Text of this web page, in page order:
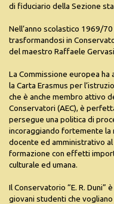
di fiduciario della Sezione
Nell’anno scolastico 1969/
trasformandosi in
del maestro Raffaele
La Commissione europea ha
la Carta Erasmus per
che è anche membro attivo
Conservatori (AEC), è
persegue una politica di
incoraggiando fortemente
docente ed amministrativo
formazione con effetti
culturale ed umana.
Il Conservatorio “E. R.
giovani studenti che